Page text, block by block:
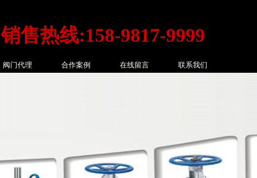
阀门代理 合作案例 在线留言 联系我们
销售热线:158-9817-9999